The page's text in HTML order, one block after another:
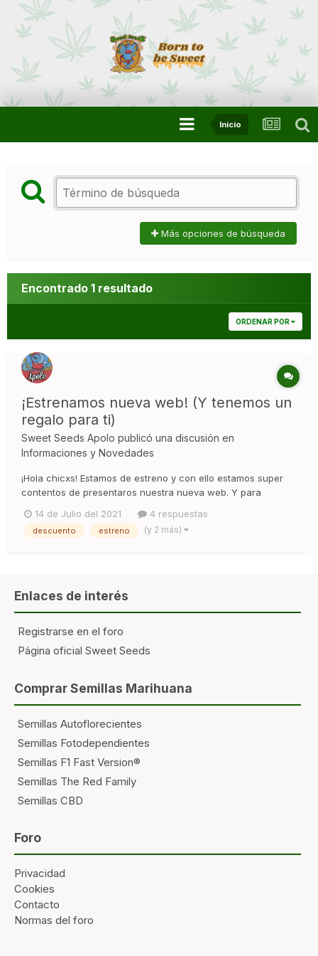
Inicio
Más opciones de búsqueda
Encontrado 1 resultado
ORDENAR POR
¡Estrenamos nueva web! (Y tenemos un
regalo para ti)
Sweet Seeds Apolo publicó una discusión en
Informaciones y Novedades
¡Hola chicxs! Estamos de estreno y con ello estamos super
contentos de presentaros nuestra nueva web. Y para
web, os tenemos preparados un regalo para este verano...
30% Descuento en compras de semillas Sweet Seeds®
14 de Julio del 2021 4 respuestas
descuento estreno (y 2 más)
Enlaces de interés
Registrarse en el foro
Página oficial Sweet Seeds
Comprar Semillas Marihuana
Semillas Autoflorecientes
Semillas Fotodependientes
Semillas F1 Fast Version®
Semillas The Red Family
Semillas CBD
Foro
Privacidad
Cookies
Contacto
Normas del foro